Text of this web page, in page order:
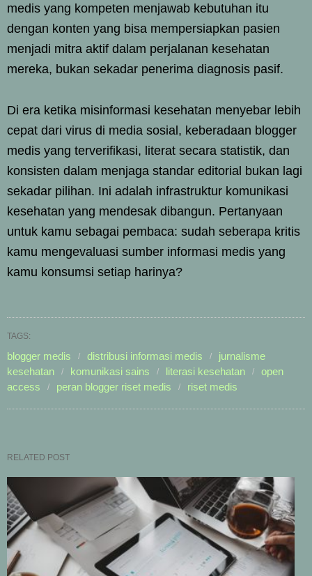
medis yang kompeten menjawab kebutuhan itu
dengan konten yang bisa mempersiapkan pasien
menjadi mitra aktif dalam perjalanan kesehatan
mereka, bukan sekadar penerima diagnosis pasif.
Di era ketika misinformasi kesehatan menyebar lebih
cepat dari virus di media sosial, keberadaan blogger
medis yang terverifikasi, literat secara statistik, dan
konsisten dalam menjaga standar editorial bukan lagi
sekadar pilihan. Ini adalah infrastruktur komunikasi
kesehatan yang mendesak dibangun. Pertanyaan
untuk kamu sebagai pembaca: sudah seberapa kritis
kamu mengevaluasi sumber informasi medis yang
kamu konsumsi setiap harinya?
TAGS:
blogger medis distribusi informasi medis
jurnalisme
kesehatan
komunikasi sains literasi kesehatan
open
access
peran blogger riset medis riset medis
RELATED POST